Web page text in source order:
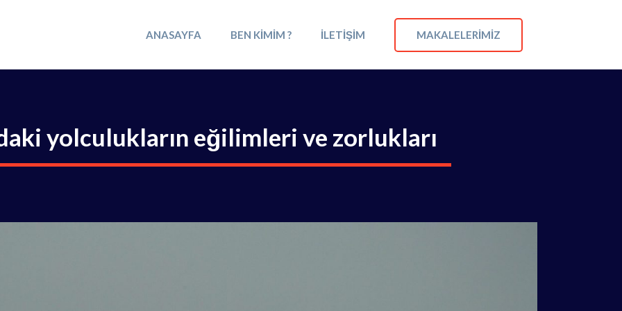
ANASAYFA BEN KIMIM ? İLETIŞIM MAKALELERIMIZ
yolculukların eğilimleri ve zorlukları